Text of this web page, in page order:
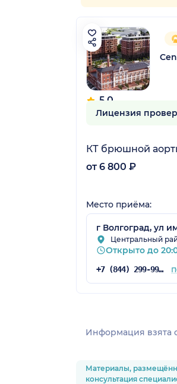
5.0
7 отзывов
Лицензия
КТ брюшной
от 6 800 ₽
Место приёма:
г Волгоград, ул
Центральный
Открыто до
+7 (844) 299-99-90
Информация взята
Материалы,
консультация